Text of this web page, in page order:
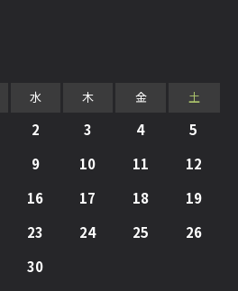
水 木 金 土
2 3 4
5
9 10 11
12
16 17 18
19
23 24 25
26
30